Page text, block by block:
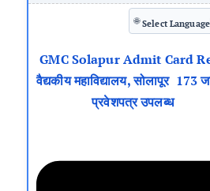
🌐 Select Language
GMC Solapur Admit Card
वैद्यकीय महाविद्यालय, सोलापूर 173
प्रवेशपत्र उपलब्ध